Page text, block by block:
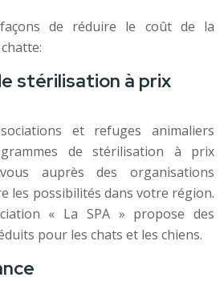
de réduire le coût de la
stérilisation à prix
et refuges animaliers
de stérilisation à prix
vous auprès des organisations
les possibilités dans votre région.
« La SPA » propose des
pour les chats et les chiens.